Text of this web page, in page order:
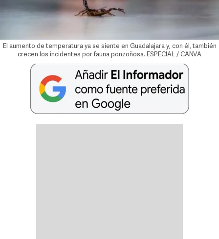
El aumento de temperatura ya se siente en Guadalajara y, con él, también
crecen los incidentes por fauna ponzoñosa. ESPECIAL / CANVA